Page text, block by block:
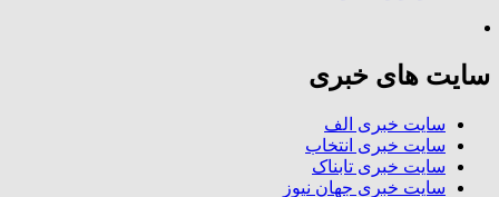
سایت های خبری
سایت خبری الف
سایت خبری انتخاب
سایت خبری تابناک
سایت خبری جهان نیوز